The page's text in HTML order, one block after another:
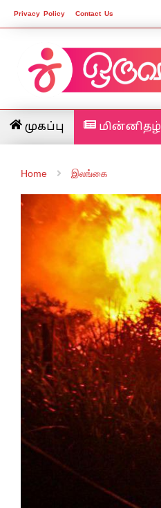
Privacy Policy Contact Us
முகப்பு மின்னிதழ்
Home இலங்கை